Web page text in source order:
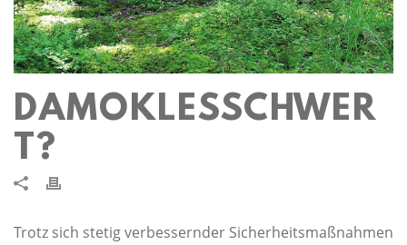
DAMOKLESSCHWER
T?
Trotz sich stetig verbessernder Sicherheitsmaßnahmen